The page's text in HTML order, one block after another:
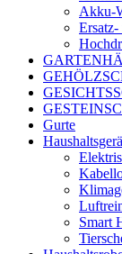
Akku-
Gurte
Smart